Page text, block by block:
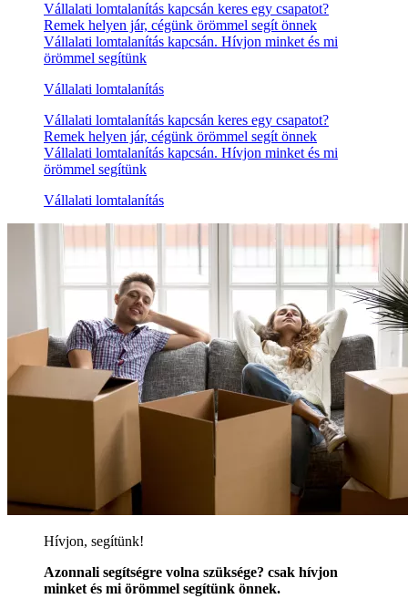
Vállalati lomtalanítás kapcsán keres egy csapatot?
Remek helyen jár, cégünk örömmel segít önnek
Vállalati lomtalanítás kapcsán. Hívjon minket és mi
örömmel segítünk
Vállalati lomtalanítás
Vállalati lomtalanítás kapcsán keres egy csapatot?
Remek helyen jár, cégünk örömmel segít önnek
Vállalati lomtalanítás kapcsán. Hívjon minket és mi
örömmel segítünk
Vállalati lomtalanítás
Hívjon, segítünk!
Azonnali segítségre volna szüksége? csak hívjon
minket és mi örömmel segítünk önnek.